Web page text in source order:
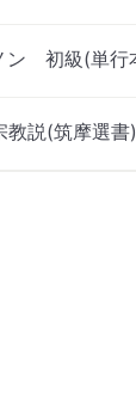
ン 初級(単行
教説(筑摩選書)